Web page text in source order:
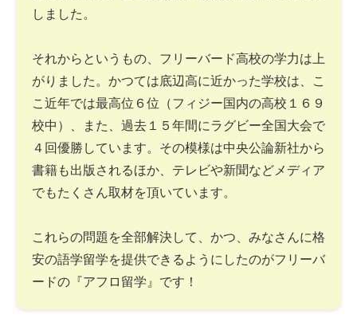
しました。
それからというもの、フリーバード高校の学力は上
がりました。かつては底辺高に近かった学校は、こ
こ近年では最高位６位（フィジー国内の高校１６９
校中）、また、過去１５年間にラグビー全国大会で
４回優勝しています。その模様は中央公論新社から
書籍も出版されるほか、テレビや新聞などメディア
でもたくさん取材を頂いています。
これらの問題を全部解決して、かつ、みなさんに格
安の語学留学を提供できるようにしたのがフリーバ
ードの『アフロ留学』です！